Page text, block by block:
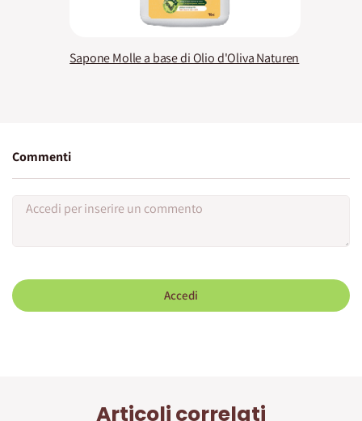
Sapone Molle a base di Olio d'Oliva Naturen
Commenti
Accedi
Articoli correlati